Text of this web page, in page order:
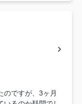
のですが、3ヶ月